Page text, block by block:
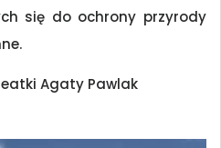
się do ochrony przyrody
Agaty Pawlak